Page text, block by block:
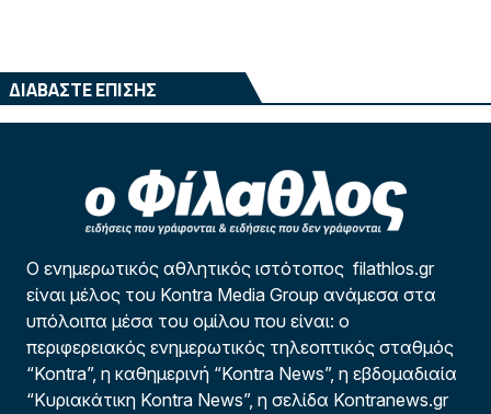
ΔΙΑΒΑΣΤΕ ΕΠΙΣΗΣ
Ο ενημερωτικός αθλητικός ιστότοπος filathlos.gr
είναι μέλος του Kontra Media Group ανάμεσα στα
υπόλοιπα μέσα του ομίλου που είναι: ο
περιφερειακός ενημερωτικός τηλεοπτικός σταθμός
“Kontra”, η καθημερινή “Kontra News”, η εβδομαδιαία
“Κυριακάτικη Kontra News”, η σελίδα Kontranews.gr